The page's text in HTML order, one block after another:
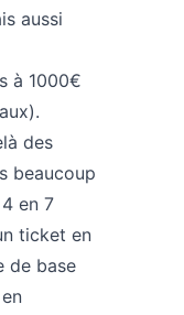
aussi
à 1000€
des
beaucoup
en 7
ticket en
de base